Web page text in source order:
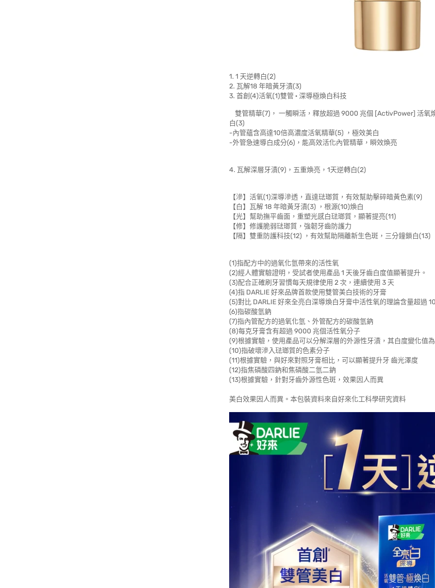
1. 1 天逆轉白(2)
2. 瓦解18 年暗黃牙漬(3)
3. 首創(4)活氧(1)雙管 · 深導極煥白科技
雙管精華(7)， 一觸瞬活，釋放超過 9000 兆個 [ActivPower] 活氧
白(3)
-內管蘊含高達10倍高濃度活氧精華(5) ，極效美白
-外管急速導白成分(6)，能高效活化內管精華，瞬效煥亮
4. 瓦解深層牙漬(9)，五重煥亮，1天逆轉白(2)
【滲】活氧(1)深導滲透，直達琺瑯質，有效幫助擊碎暗黃色素(9)
【白】瓦解 18 年暗黃牙漬(3) ，根源(10)煥白
【光】幫助撫平齒面，重塑光感白琺瑯質，顯著提亮(11)
【修】修護脆弱琺瑯質，強韌牙齒防護力
【隔】雙重防護科技(12) ，有效幫助隔離新生色斑，三分鐘鎖白(13)
(1)指配方中的過氧化氫帶來的活性氧
(2)經人體實驗證明，受試者使用產品 1 天後牙齒白度值顯著提升。
(3)配合正確刷牙習慣每天規律使用 2 次，連續使用 3 天
(4)指 DARLIE 好來品牌首款使用雙管美白技術的牙膏
(5)對比 DARLIE 好來全亮白深導煥白牙膏中活性氧的理論含量超過
(6)指碳酸氫鈉
(7)指內管配方的過氧化氫、外管配方的碳酸氫鈉
(8)每克牙膏含有超過 9000 兆個活性氧分子
(9)根據實驗，使用產品可以分解深層的外源性牙漬，其白度變化值
(10)指破壞滲入琺瑯質的色素分子
(11)根據實驗，與好來對照牙膏相比，可以顯著提升牙 齒光澤度
(12)指焦磷酸四鈉和焦磷酸二氫二鈉
(13)根據實驗，針對牙齒外源性色斑，效果因人而異
美白效果因人而異。本包裝資料來自好來化工科學研究資料